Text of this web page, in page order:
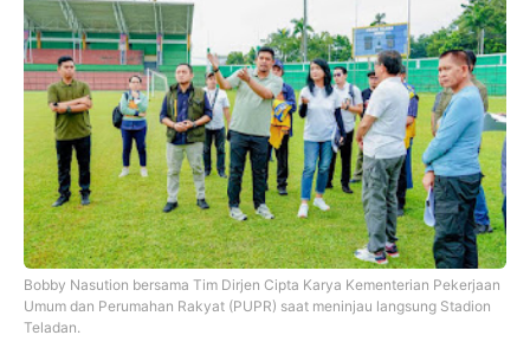
Bobby Nasution bersama Tim Dirjen Cipta Karya Kementerian Pekerjaan
Umum dan Perumahan Rakyat (PUPR) saat meninjau langsung Stadion
Teladan.